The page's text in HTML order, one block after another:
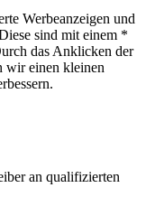
Werbeanzeigen und
sind mit einem *
das Anklicken der
wir einen kleinen
an qualifizierten